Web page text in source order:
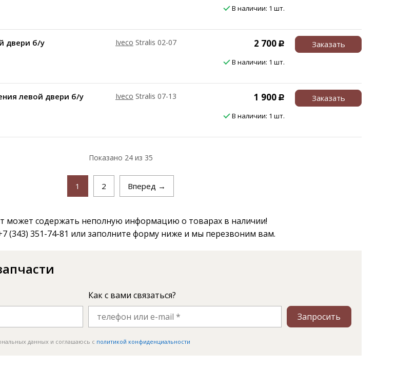
В наличии: 1 шт.
двери б/у Iveco Stralis 02-07 2 700 Р
В наличии: 1 шт.
Заказать
левой двери б/у
Iveco Stralis 07-13 1 900 Р
В наличии: 1 шт.
Заказать
Показано 24из 35
1 2 Вперед →
может содержать неполную информацию о товарах в наличии!
(343) 351-74-81 или заполните форму ниже и мы перезвоним вам.
Как с вами связаться?
Запросить
данных и соглашаюсь c политикой конфиденциальности